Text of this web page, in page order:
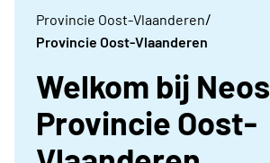
Provincie Oost-Vlaanderen/
Provincie Oost-Vlaanderen
Welkom bij Neos
Provincie Oost-